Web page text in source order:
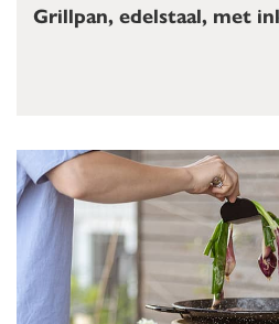
Grillpan, edelstaal, met